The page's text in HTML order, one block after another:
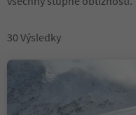
30 Výsledky